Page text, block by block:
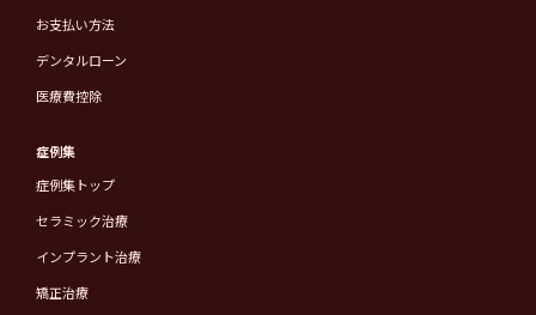
お支払い方法
デンタルローン
医療費控除
症例集
症例集トップ
セラミック治療
インプラント治療
矯正治療